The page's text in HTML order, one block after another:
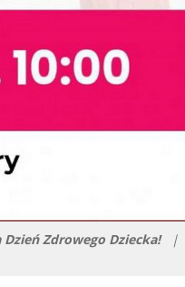
Zdrowego Dziecka!|